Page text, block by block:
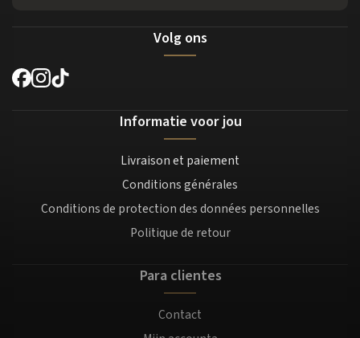
Volg ons
Informatie voor jou
Livraison et paiement
Conditions générales
Conditions de protection des données personnelles
Politique de retour
Para clientes
Contact